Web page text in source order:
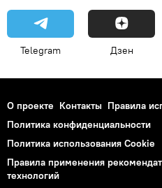
Telegram Дзен
О проекте Контакты Правила
Политика конфиденциальности
Политика использования Cookie
Правила применения
технологий